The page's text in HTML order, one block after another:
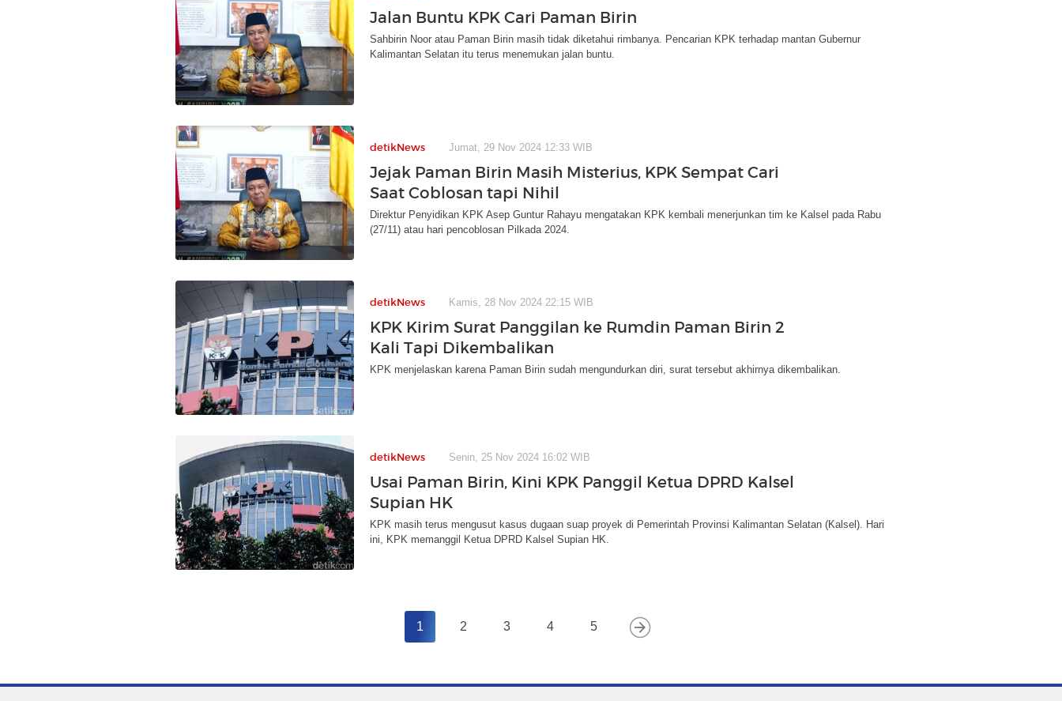
Jalan Buntu KPK Cari Paman Birin
Sahbirin Noor atau Paman Birin masih tidak diketahui rimbanya. Pencarian KPK terhadap mantan Gubernur
Kalimantan Selatan itu terus menemukan jalan buntu.
detikNews Jumat, 29 Nov 2024 12:33 WIB
Jejak Paman Birin Masih Misterius, KPK Sempat Cari
Saat Coblosan tapi Nihil
Direktur Penyidikan KPK Asep Guntur Rahayu mengatakan KPK kembali menerjunkan tim ke Kalsel pada Rabu
(27/11) atau hari pencoblosan Pilkada 2024.
detikNews Kamis, 28 Nov 2024 22:15 WIB
KPK Kirim Surat Panggilan ke Rumdin Paman Birin 2
Kali Tapi Dikembalikan
KPK menjelaskan karena Paman Birin sudah mengundurkan diri, surat tersebut akhirnya dikembalikan.
detikNews Senin, 25 Nov 2024 16:02 WIB
Usai Paman Birin, Kini KPK Panggil Ketua DPRD Kalsel
Supian HK
KPK masih terus mengusut kasus dugaan suap proyek di Pemerintah Provinsi Kalimantan Selatan (Kalsel). Hari
ini, KPK memanggil Ketua DPRD Kalsel Supian HK.
1 2 3 4 5